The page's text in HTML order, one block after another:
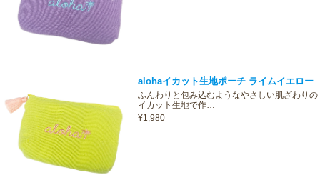
alohaイカット生地ポーチ ライムイエロー
ふんわりと包み込むようなやさしい肌ざわりの
イカット生地で作…
¥1,980